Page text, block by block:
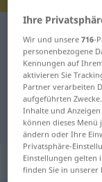
Ihre
Wir und unsere716-
personenbezogene
Kennungen auf
aktivieren Sie
Partner verarbeiten
aufgeführten
Inhalte und
können dieses
ändern oder Ihre
Privatsphäre-
Einstellungen gelten
finden Sie in unserer